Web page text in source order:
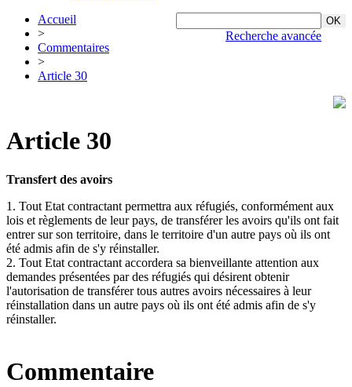
Recherche avancée
Accueil
>
Commentaires
>
Article 30
Article 30
Transfert des avoirs
1. Tout Etat contractant permettra aux réfugiés, conformément aux
lois et règlements de leur pays, de transférer les avoirs qu'ils ont fait
entrer sur son territoire, dans le territoire d'un autre pays où ils ont
été admis afin de s'y réinstaller.
2. Tout Etat contractant accordera sa bienveillante attention aux
demandes présentées par des réfugiés qui désirent obtenir
l'autorisation de transférer tous autres avoirs nécessaires à leur
réinstallation dans un autre pays où ils ont été admis afin de s'y
réinstaller.
Commentaire